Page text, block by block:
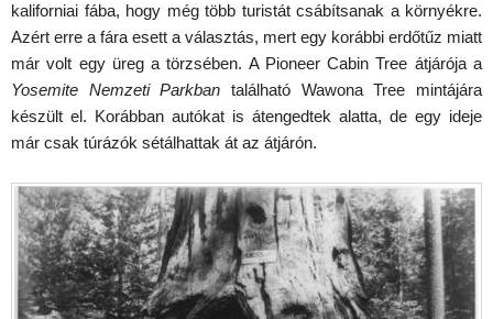
kaliforniai fába, hogy még több turistát csábítsanak a környékre.
Azért erre a fára esett a választás, mert egy korábbi erdőtűz miatt
már volt egy üreg a törzsében. A Pioneer Cabin Tree átjárója a
Yosemite Nemzeti Parkban található Wawona Tree mintájára
készült el. Korábban autókat is átengedtek alatta, de egy ideje
már csak túrázók sétálhattak át az átjárón.